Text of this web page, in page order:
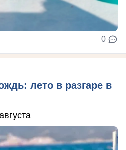
0
лето в разгаре в